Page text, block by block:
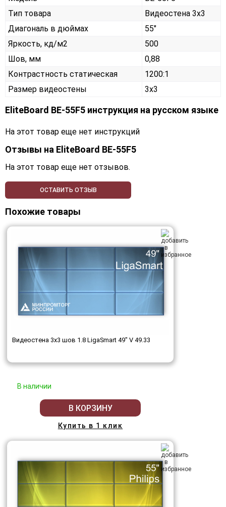
Тип товара
Видеостена 3х3
Диагональ в дюймах
55"
Яркость, кд/м2
500
Шов, мм
0,88
Контрастность статическая
1200:1
Размер видеостены
3x3
EliteBoard BE-55F5 инструкция на русском языке
На этот товар еще нет инструкций
Отзывы на EliteBoard BE-55F5
На этот товар еще нет отзывов.
ОСТАВИТЬ ОТЗЫВ
Похожие товары
Видеостена 3x3 шов 1.8 LigaSmart 49" V 49.33
В наличии
В КОРЗИНУ
Купить в 1 клик